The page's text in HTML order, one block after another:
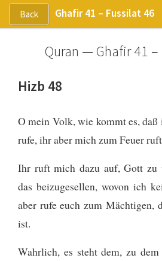
Back Ghafir 41 – Fussilat 46
Quran — Ghafir 41 –
Hizb 48
O mein Volk, wie kommt es,
rufe, ihr aber mich zum Feuer
Ihr ruft mich dazu auf, Gott zu
das beizugesellen, wovon ich
aber rufe euch zum Mächtigen,
ist.
Wahrlich, es steht dem, zu